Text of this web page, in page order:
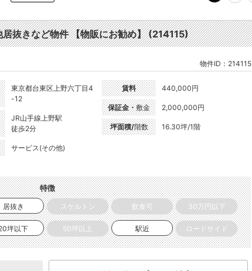
抜きなど物件 【物販にお勧め】 (214115)
物件ID：214115
東京都台東区上野六丁目4
-12
JR山手線上野駅
徒歩2分
サービス(その他)
賃料 440,000円
保証金・敷金 2,000,000円
坪面積/階数 16.30坪/1階
特徴
居抜き スケルトン 飲食可 30万円以下
坪以下 50坪以上 駅近 ロードサイド